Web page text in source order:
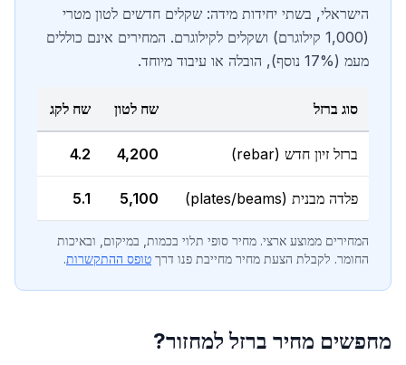
הישראלי, בשתי יחידות מידה: שקלים חדשים לטון מטרי
(1,000 קילוגרם) ושקלים לקילוגרם. המחירים אינם כוללים
מעמ (17% נוסף), הובלה או עיבוד מיוחד.
סוג ברזל שח לטון שח לקג
ברזל זיון חדש (rebar) 4,200
4.2
פלדה מבנית (plates/beams) 5,100
5.1
המחירים ממוצע ארצי. מחיר סופי תלוי בכמות, במיקום, ובאיכות
החומר. לקבלת הצעת מחיר מחייבת פנו דרך טופס ההתקשרות.
מחפשים מחיר ברזל למחזור?